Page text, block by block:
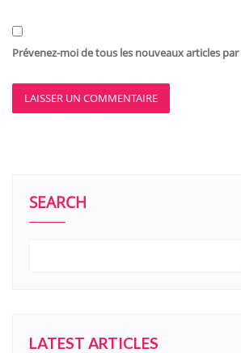
Prévenez-moi de tous les nouveaux articles par
SEARCH
LATEST ARTICLES